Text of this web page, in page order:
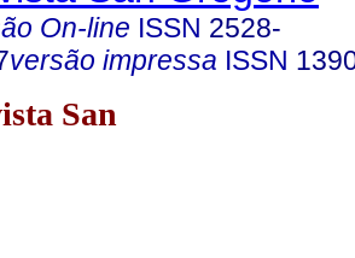
On-line ISSN 2528-
versão impressa ISSN
San